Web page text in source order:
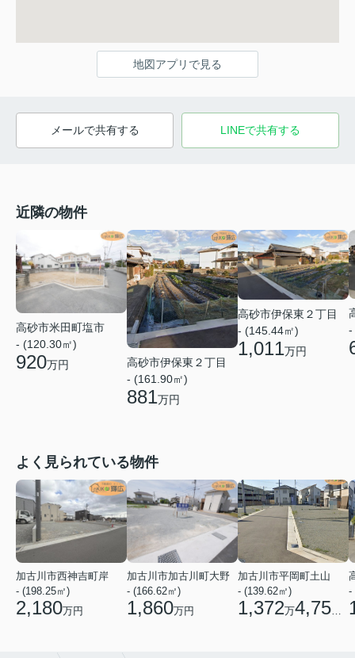
地図アプリで見る
メールで共有する LINEで共有する
近隣の物件
高砂市米田町塩市
- (120.30㎡)
920万円
高砂市伊保東２丁目
- (161.90㎡)
881万円
高砂市伊保東２丁目
- (145.44㎡)
1,011万円
-
よく見られている物件
加古川市西神吉町岸
- (198.25㎡)
2,180万円
加古川市加古川町大野
- (166.62㎡)
1,860万円
加古川市平岡町土山
- (139.62㎡)
1,372万4,750 円
-